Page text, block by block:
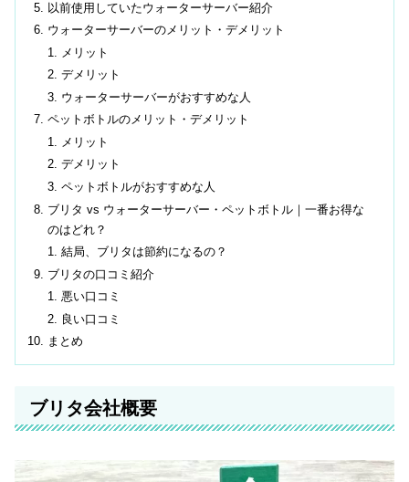
以前使用していたウォーターサーバー紹介
ウォーターサーバーのメリット・デメリット
メリット
デメリット
ウォーターサーバーがおすすめな人
ペットボトルのメリット・デメリット
メリット
デメリット
ペットボトルがおすすめな人
ブリタ vs ウォーターサーバー・ペットボトル｜一番お得な
のはどれ？
結局、ブリタは節約になるの？
ブリタの口コミ紹介
悪い口コミ
良い口コミ
まとめ
ブリタ会社概要